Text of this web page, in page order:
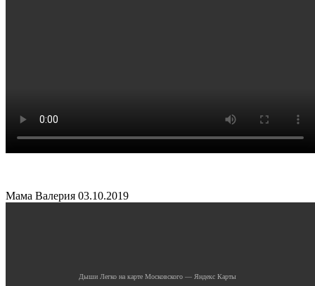
Мама Валерия 03.10.2019
Дыши Легко на карте Московского — Яндекс Карты